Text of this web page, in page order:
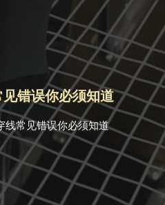
错误你必须知道
线常见错误你必须知道